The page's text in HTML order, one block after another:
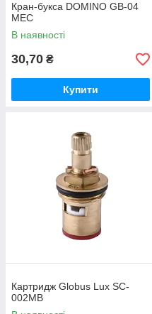
Кран-букса DOMINO GB-04
MEC
В наявності
30,70 ₴
Купити
Картридж Globus Lux SC-
002MB